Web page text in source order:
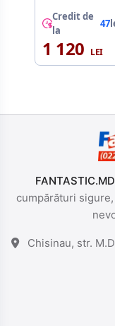
Credit de
la
47
1 120
FANTASTIC.MD
cumpărături
Chisinau, str.